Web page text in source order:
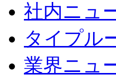
社内ニュ
タイプル
業界ニュ